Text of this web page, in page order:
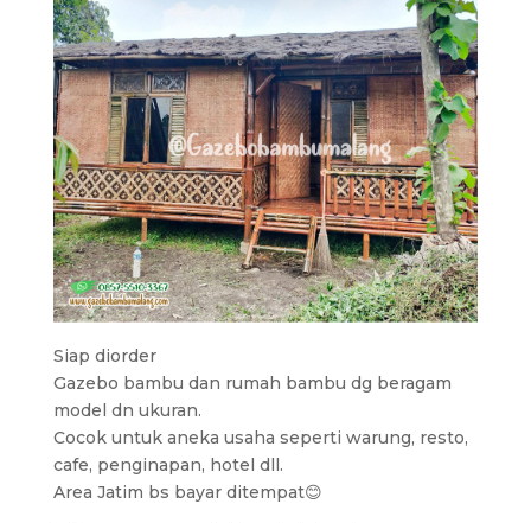
Siap diorder
Gazebo bambu dan rumah bambu dg beragam
model dn ukuran.
Cocok untuk aneka usaha seperti warung, resto,
cafe, penginapan, hotel dll.
Area Jatim bs bayar ditempat😊